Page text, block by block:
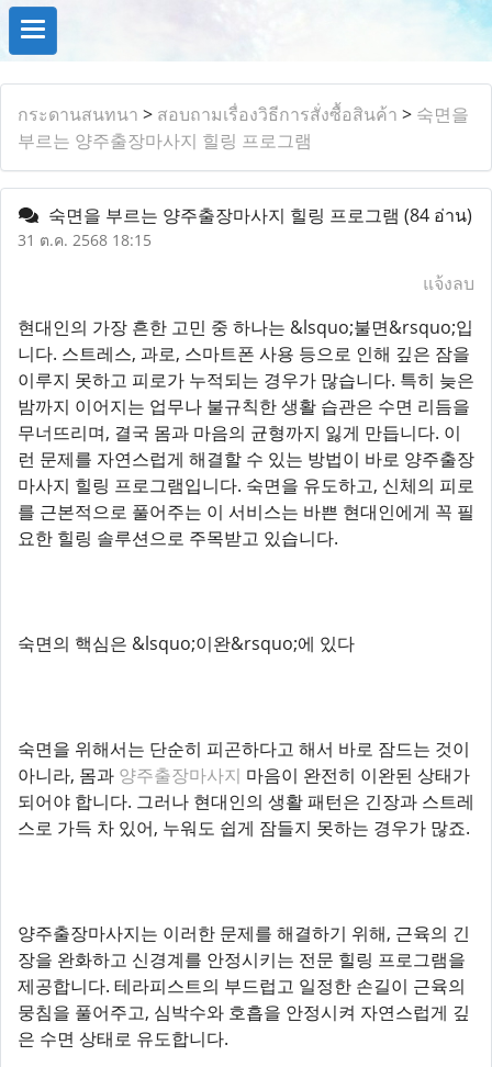
กระดานสนทนา > สอบถามเรื่องวิธีการสั่งซื้อสินค้า > 숙면을
부르는 양주출장마사지 힐링 프로그램
숙면을 부르는 양주출장마사지 힐링 프로그램 (84 อ่าน)
31 ต.ค. 2568 18:15
แจ้งลบ
현대인의 가장 흔한 고민 중 하나는 &lsquo;불면&rsquo;입
니다. 스트레스, 과로, 스마트폰 사용 등으로 인해 깊은 잠을
이루지 못하고 피로가 누적되는 경우가 많습니다. 특히 늦은
밤까지 이어지는 업무나 불규칙한 생활 습관은 수면 리듬을
무너뜨리며, 결국 몸과 마음의 균형까지 잃게 만듭니다. 이
런 문제를 자연스럽게 해결할 수 있는 방법이 바로 양주출장
마사지 힐링 프로그램입니다. 숙면을 유도하고, 신체의 피로
를 근본적으로 풀어주는 이 서비스는 바쁜 현대인에게 꼭 필
요한 힐링 솔루션으로 주목받고 있습니다.
숙면의 핵심은 &lsquo;이완&rsquo;에 있다
숙면을 위해서는 단순히 피곤하다고 해서 바로 잠드는 것이
아니라, 몸과 양주출장마사지 마음이 완전히 이완된 상태가
되어야 합니다. 그러나 현대인의 생활 패턴은 긴장과 스트레
스로 가득 차 있어, 누워도 쉽게 잠들지 못하는 경우가 많죠.
양주출장마사지는 이러한 문제를 해결하기 위해, 근육의 긴
장을 완화하고 신경계를 안정시키는 전문 힐링 프로그램을
제공합니다. 테라피스트의 부드럽고 일정한 손길이 근육의
뭉침을 풀어주고, 심박수와 호흡을 안정시켜 자연스럽게 깊
은 수면 상태로 유도합니다.